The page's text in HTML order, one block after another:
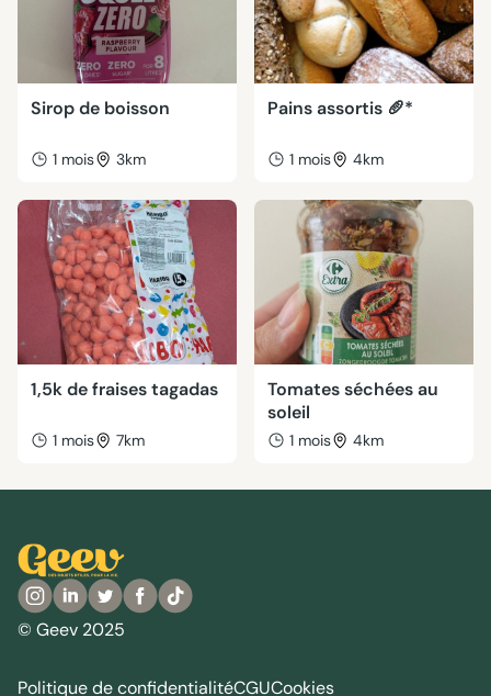
Sirop de boisson
1 mois 3km
Pains assortis 🥖*
1 mois 4km
1,5k de fraises tagadas
1 mois 7km
Tomates séchées au
soleil
1 mois 4km
© Geev 2025
Politique de confidentialitéCGUCookies